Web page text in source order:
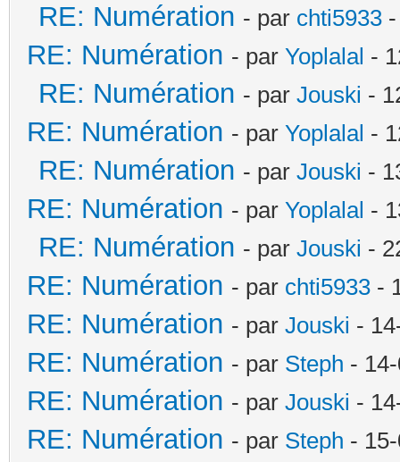
RE: Numération - par chti5933
RE: Numération - par Yoplalal -
RE: Numération - par Jouski -
RE: Numération - par Yoplalal -
RE: Numération - par Jouski -
RE: Numération - par Yoplalal -
RE: Numération - par Jouski -
RE: Numération - par chti5933 -
RE: Numération - par Jouski -
RE: Numération - par Steph -
RE: Numération - par Jouski -
RE: Numération - par Steph -